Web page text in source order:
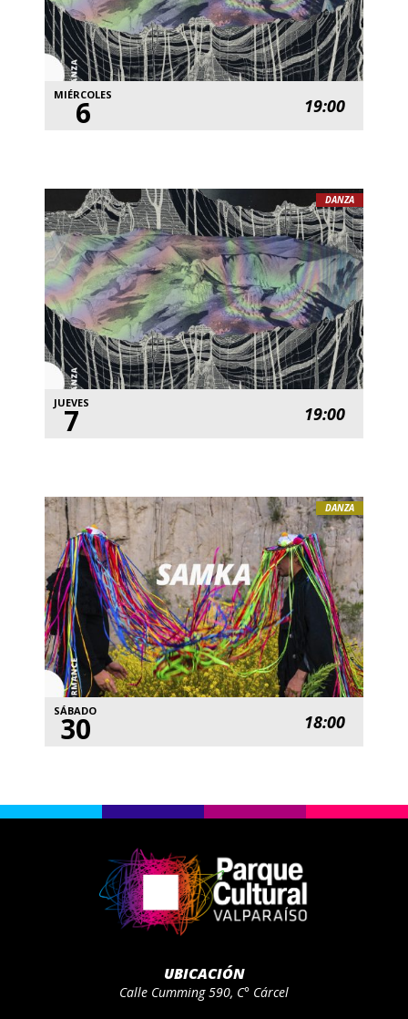
MIÉRCOLES
6 19:00
DANZA
JUEVES
7 19:00
DANZA
SÁBADO
30 18:00
UBICACIÓN
Calle Cumming 590, C° Cárcel